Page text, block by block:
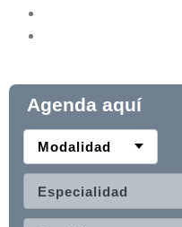
Agenda aquí
Modalidad
Especialidad